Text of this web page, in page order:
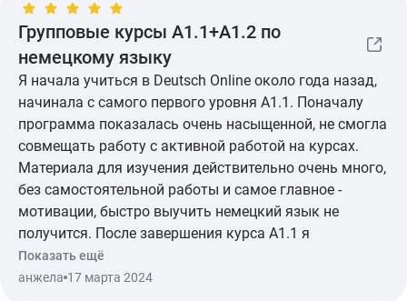
Групповые курсы А1.1+А1.2 по
немецкому языку
Я начала учиться в Deutsch Online около года назад,
начинала с самого первого уровня А1.1. Поначалу
программа показалась очень насыщенной, не смогла
совмещать работу с активной работой на курсах.
Материала для изучения действительно очень много,
без самостоятельной работы и самое главное -
мотивации, быстро выучить немецкий язык не
получится. После завершения курса А1.1 я
самостоятельно закрепляла полученные знания и
через некоторое время записалась на курсы А1.2-
Показать ещё
анжела 17 марта 2024